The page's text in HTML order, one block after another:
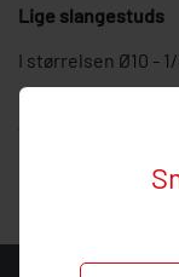
Lige slangestuds
I størrelsen Ø10 - 1/